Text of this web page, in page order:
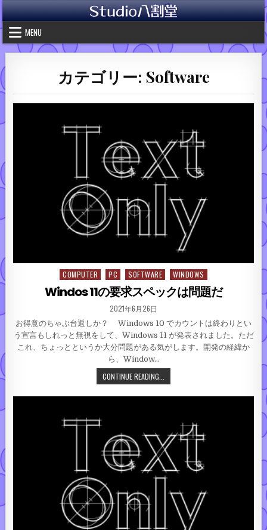
Skip to content
MENU
カテゴリー: Software
Posted in
COMPUTER PC SOFTWARE WINDOWS
Windos 11の要求スペックは問題だ
PUBLISHED DATE:
2021年6月26日
お得意のちゃぶ台返しか？ Windows 10 でカウントは終わりとい
う宣言もしれっと無視をして、Windows 11 が発表されました。ただ
これ、ちょっとというか大分問題がある気がします。開発の経緯か
ら、Window…
CONTINUE READING...